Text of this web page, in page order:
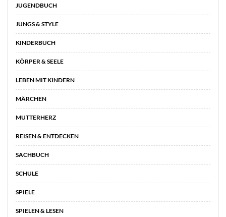
JUGENDBUCH
JUNGS & STYLE
KINDERBUCH
KÖRPER & SEELE
LEBEN MIT KINDERN
MÄRCHEN
MUTTERHERZ
REISEN & ENTDECKEN
SACHBUCH
SCHULE
SPIELE
SPIELEN & LESEN